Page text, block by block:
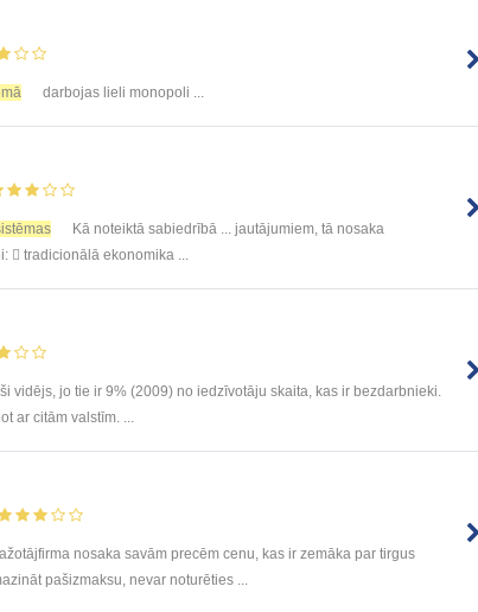
darbojas lieli monopoli ...
Kā noteiktā sabiedrībā ... jautājumiem, tā nosaka
 tradicionālā ekonomika ...
vidējs, jo tie ir 9% (2009) no iedzīvotāju skaita, kas ir bezdarbnieki.
ar citām valstīm. ...
nosaka savām precēm cenu, kas ir zemāka par tirgus
pašizmaksu, nevar noturēties ...